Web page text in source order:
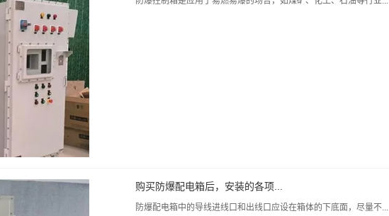
购买防爆配电箱后，安装的各项...
防爆配电箱中的导线进线口和出线口应设在箱体的下底面，尽量不...